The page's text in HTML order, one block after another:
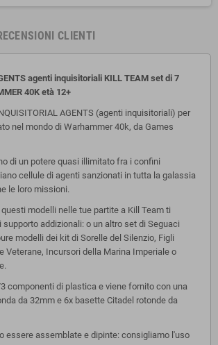
CLIENTI
agenti inquisitoriali KILL TEAM set di 7
40K età 12+
AGENTS (agenti inquisitoriali) per
nel mondo di Warhammer 40k, da Games
di un potere quasi illimitato fra i confini
cellule di agenti sanzionati in tutta la galassia
le loro missioni.
modelli nelle tue partite a Kill Team ti
supporto addizionali: o un altro set di Seguaci
modelli dei kit di Sorelle del Silenzio, Figli
Veterane, Incursori della Marina Imperiale o
componenti di plastica e viene fornito con una
da 32mm e 6x basette Citadel rotonde da
essere assemblate e dipinte: consigliamo l'uso